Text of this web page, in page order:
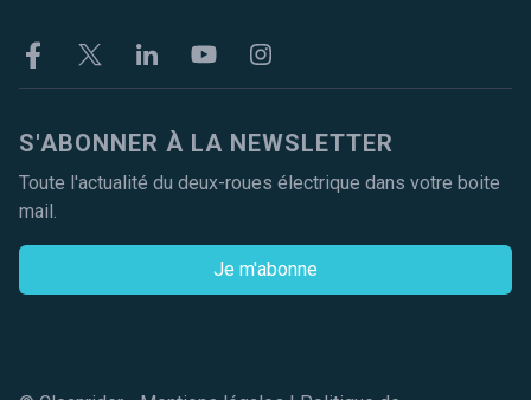
FacebookTwitter LinkekinYoutubeInstagram
S'ABONNER À LA NEWSLETTER
Toute l'actualité du deux-roues électrique dans votre boite
mail.
Je m'abonne